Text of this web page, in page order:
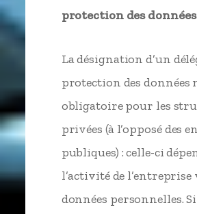
protection des données
La désignation d’un
protection des données
obligatoire pour les
privées (à l’opposé des
publiques) : celle-ci
l’activité de l’entreprise
données personnelles.